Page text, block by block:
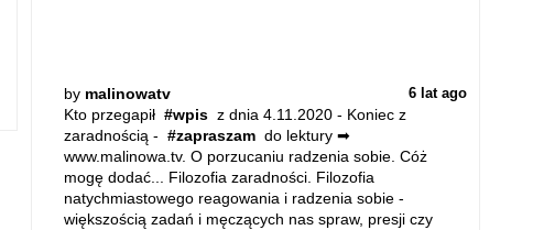
by malinowatv 6 lat ago
Kto przegapił #wpis z dnia 4.11.2020 - Koniec z
zaradnością - #zapraszam do lektury ➡
www.malinowa.tv. O porzucaniu radzenia sobie. Cóż
mogę dodać... Filozofia zaradności. Filozofia
natychmiastowego reagowania i radzenia sobie -
większością zadań i męczących nas spraw, presji czy